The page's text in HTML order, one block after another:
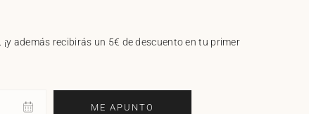
además recibirás un 5€ de descuento en tu primer
ME APUNTO